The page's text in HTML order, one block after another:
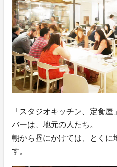
「スタジオキッチン、定食
バーは、地元の人たち。
朝から昼にかけては、とくに
す。